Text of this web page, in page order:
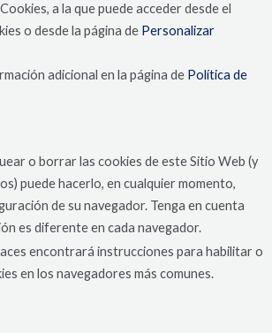
a la que puede acceder desde el
o desde la página de Personalizar
adicional en la página de Política de
o borrar las cookies de este Sitio Web (y
puede hacerlo, en cualquier momento,
de su navegador. Tenga en cuenta
es diferente en cada navegador.
encontrará instrucciones para habilitar o
en los navegadores más comunes.